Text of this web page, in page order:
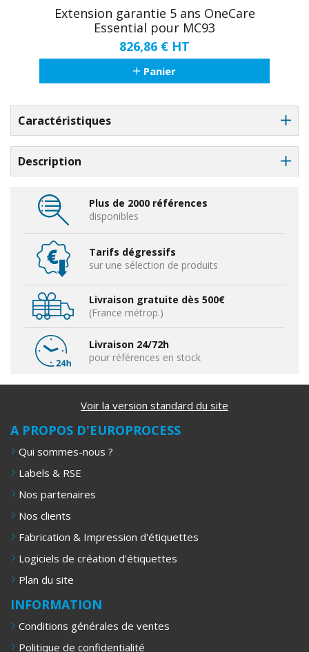
Extension garantie 5 ans OneCare
Essential pour MC93
826,86 € HT
Panier
Caractéristiques
Description
Plus de 2000 références
disponibles
Tarifs dégressifs
sur une sélection de produits
Livraison gratuite dès 500€
(France métrop.)
Livraison 24/72h
pour références en stock
Voir la version standard du site
A PROPOS D'EUROPROCESS
Qui sommes-nous ?
Labels & RSE
Nos partenaires
Nos clients
Fabrication & Impression d'étiquettes
Logiciels de création d'étiquettes
Plan du site
INFORMATION
Conditions générales de ventes
Politique de confidentialité